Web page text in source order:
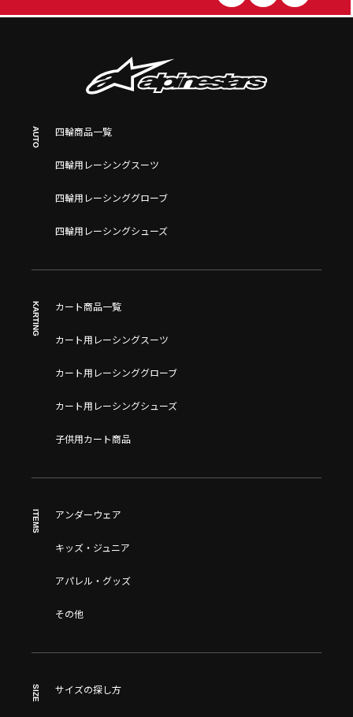
AUTO 四輪商品一覧
四輪用レーシングスーツ
四輪用レーシンググローブ
四輪用レーシングシューズ
KARTING カート商品一覧
カート用レーシングスーツ
カート用レーシンググローブ
カート用レーシングシューズ
子供用カート商品
ITEMS アンダーウェア
キッズ・ジュニア
アパレル・グッズ
その他
SIZE サイズの探し方